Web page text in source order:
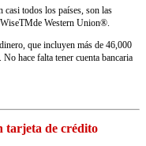
casi todos los países, son las
Western Union®.
que incluyen más de 46,000
hace falta tener cuenta bancaria
tarjeta de crédito